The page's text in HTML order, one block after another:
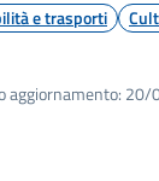
e trasporti
aggiornamento: 20/